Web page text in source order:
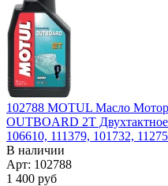
102788 MOTUL Масло
OUTBOARD 2T
106610, 111379, 101732,
В наличии
Арт: 102788
1 400 руб